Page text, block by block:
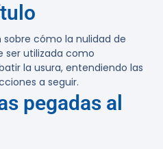
cómo la nulidad de
ser utilizada como
la usura, entendiendo las
a seguir.
pegadas al